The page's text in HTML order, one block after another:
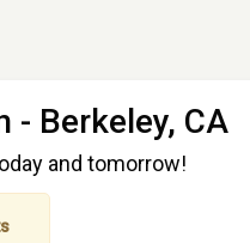
- Berkeley, CA
and tomorrow!